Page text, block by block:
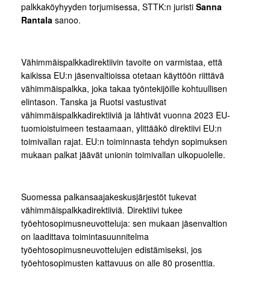
palkkaköyhyyden torjumisessa, STTK:n juristi Sanna
Rantala sanoo.
Vähimmäispalkkadirektiivin tavoite on varmistaa, että
kaikissa EU:n jäsenvaltioissa otetaan käyttöön riittävä
vähimmäispalkka, joka takaa työntekijöille kohtuullisen
elintason. Tanska ja Ruotsi vastustivat
vähimmäispalkkadirektiiviä ja lähtivät vuonna 2023 EU-
tuomioistuimeen testaamaan, ylittääkö direktiivi EU:n
toimivallan rajat. EU:n toiminnasta tehdyn sopimuksen
mukaan palkat jäävät unionin toimivallan ulkopuolelle.
Suomessa palkansaajakeskusjärjestöt tukevat
vähimmäispalkkadirektiiviä. Direktiivi tukee
työehtosopimusneuvotteluja: sen mukaan jäsenvaltion
on laadittava toimintasuunnitelma
työehtosopimusneuvottelujen edistämiseksi, jos
työehtosopimusten kattavuus on alle 80 prosenttia.